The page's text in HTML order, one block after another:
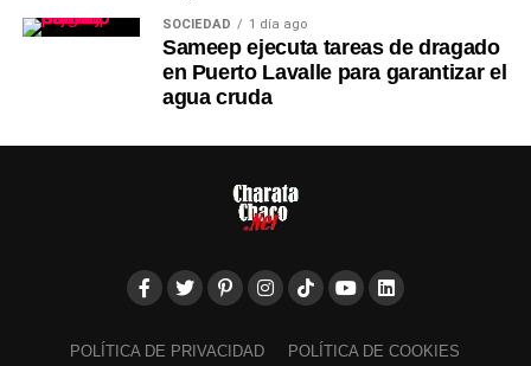
SOCIEDAD 1 día ago
Sameep ejecuta tareas de dragado
en Puerto Lavalle para garantizar el
agua cruda
POLÍTICA DE PRIVACIDAD POLÍTICA DE COOKIES